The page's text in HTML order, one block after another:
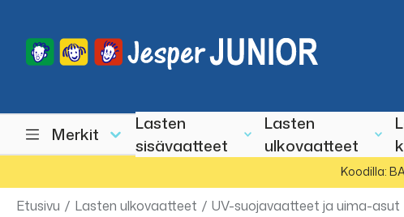
Merkit
Lasten
sisävaatteet
Lasten
ulkovaatteet
Koodilla:
Etusivu / Lasten ulkovaatteet / UV-suojavaatteet ja uima-asut